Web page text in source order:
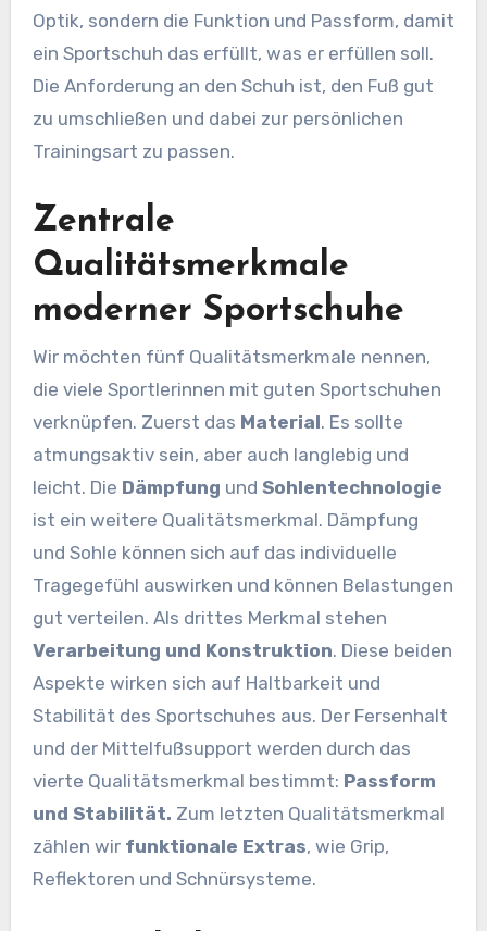
Optik, sondern die Funktion und Passform, damit
ein Sportschuh das erfüllt, was er erfüllen soll.
Die Anforderung an den Schuh ist, den Fuß gut
zu umschließen und dabei zur persönlichen
Trainingsart zu passen.
Zentrale
Qualitätsmerkmale
moderner Sportschuhe
Wir möchten fünf Qualitätsmerkmale nennen,
die viele Sportlerinnen mit guten Sportschuhen
verknüpfen. Zuerst das Material. Es sollte
atmungsaktiv sein, aber auch langlebig und
leicht. Die Dämpfung und Sohlentechnologie
ist ein weitere Qualitätsmerkmal. Dämpfung
und Sohle können sich auf das individuelle
Tragegefühl auswirken und können Belastungen
gut verteilen. Als drittes Merkmal stehen
Verarbeitung und Konstruktion. Diese beiden
Aspekte wirken sich auf Haltbarkeit und
Stabilität des Sportschuhes aus. Der Fersenhalt
und der Mittelfußsupport werden durch das
vierte Qualitätsmerkmal bestimmt: Passform
und Stabilität. Zum letzten Qualitätsmerkmal
zählen wir funktionale Extras, wie Grip,
Reflektoren und Schnürsysteme.